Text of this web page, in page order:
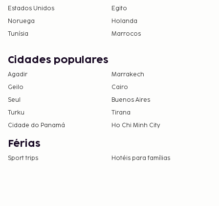
Estados Unidos
Egito
Noruega
Holanda
Tunísia
Marrocos
Cidades populares
Agadir
Marrakech
Geilo
Cairo
Seul
Buenos Aires
Turku
Tirana
Cidade do Panamá
Ho Chi Minh City
Férias
Sport trips Hotéis para famílias